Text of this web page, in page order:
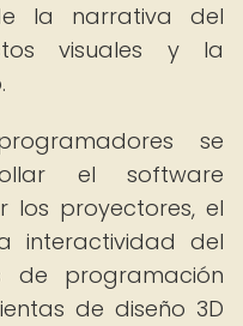
la narrativa del
visuales y la
se
el software
los proyectores, el
interactividad del
de programación
de diseño 3D